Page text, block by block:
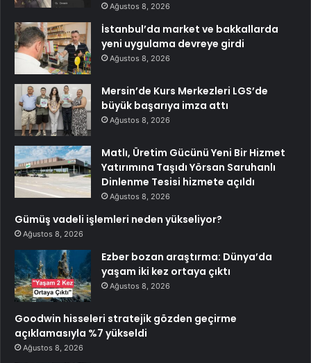
Ağustos 8, 2026
İstanbul’da market ve bakkallarda
yeni uygulama devreye girdi
Ağustos 8, 2026
Mersin’de Kurs Merkezleri LGS’de
büyük başarıya imza attı
Ağustos 8, 2026
Matlı, Üretim Gücünü Yeni Bir Hizmet
Yatırımına Taşıdı Yörsan Saruhanlı
Dinlenme Tesisi hizmete açıldı
Ağustos 8, 2026
Gümüş vadeli işlemleri neden yükseliyor?
Ağustos 8, 2026
Ezber bozan araştırma: Dünya’da
yaşam iki kez ortaya çıktı
Ağustos 8, 2026
Goodwin hisseleri stratejik gözden geçirme
açıklamasıyla %7 yükseldi
Ağustos 8, 2026